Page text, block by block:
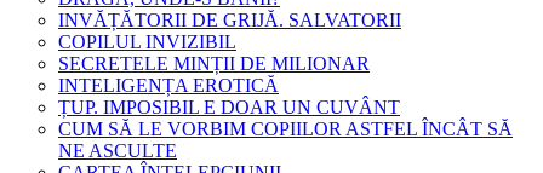
INVĂȚĂTORII DE GRIJĂ. SALVATORII
COPILUL INVIZIBIL
SECRETELE MINȚII DE MILIONAR
INTELIGENȚA EROTICĂ
ȚUP. IMPOSIBIL E DOAR UN CUVÂNT
CUM SĂ LE VORBIM COPIILOR ASTFEL ÎNCÂT SĂ
NE ASCULTE